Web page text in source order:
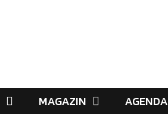
MAGAZIN AGENDA